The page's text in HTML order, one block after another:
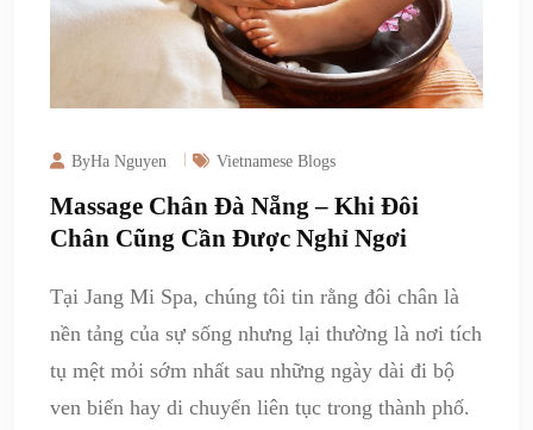
ByHa Nguyen Vietnamese Blogs
Massage Chân Đà Nẵng – Khi Đôi
Chân Cũng Cần Được Nghỉ Ngơi
Tại Jang Mi Spa, chúng tôi tin rằng đôi chân là
nền tảng của sự sống nhưng lại thường là nơi tích
tụ mệt mỏi sớm nhất sau những ngày dài đi bộ
ven biển hay di chuyển liên tục trong thành phố.